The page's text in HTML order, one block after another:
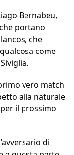
Bernabeu,
portano
che
come
vero match
alla naturale
il prossimo
di